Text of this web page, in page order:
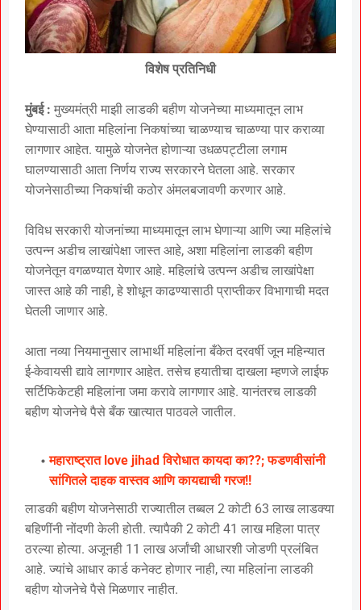
विशेष प्रतिनिधी
मुंबई : मुख्यमंत्री माझी लाडकी बहीण योजनेच्या माध्यमातून लाभ
घेण्यासाठी आता महिलांना निकषांच्या चाळण्याच चाळण्या पार कराव्या
लागणार आहेत. यामुळे योजनेत होणाऱ्या उधळपट्टीला लगाम
घालण्यासाठी आता निर्णय राज्य सरकारने घेतला आहे. सरकार
योजनेसाठीच्या निकषांची कठोर अंमलबजावणी करणार आहे.
विविध सरकारी योजनांच्या माध्यमातून लाभ घेणाऱ्या आणि ज्या महिलांचे
उत्पन्न अडीच लाखांपेक्षा जास्त आहे, अशा महिलांना लाडकी बहीण
योजनेतून वगळण्यात येणार आहे. महिलांचे उत्पन्न अडीच लाखांपेक्षा
जास्त आहे की नाही, हे शोधून काढण्यासाठी प्राप्तीकर विभागाची मदत
घेतली जाणार आहे.
आता नव्या नियमानुसार लाभार्थी महिलांना बँकेत दरवर्षी जून महिन्यात
ई-केवायसी द्यावे लागणार आहेत. तसेच हयातीचा दाखला म्हणजे लाईफ
सर्टिफिकेटही महिलांना जमा करावे लागणार आहे. यानंतरच लाडकी
बहीण योजनेचे पैसे बँक खात्यात पाठवले जातील.
महाराष्ट्रात love jihad विरोधात कायदा का??; फडणवीसांनी
सांगितले दाहक वास्तव आणि कायद्याची गरज!!
लाडकी बहीण योजनेसाठी राज्यातील तब्बल 2 कोटी 63 लाख लाडक्या
बहि‍णींनी नोंदणी केली होती. त्यापैकी 2 कोटी 41 लाख महिला पात्र
ठरल्या होत्या. अजूनही 11 लाख अर्जांची आधारशी जोडणी प्रलंबित
आहे. ज्यांचे आधार कार्ड कनेक्ट होणार नाही, त्या महिलांना लाडकी
बहीण योजनेचे पैसे मिळणार नाहीत.